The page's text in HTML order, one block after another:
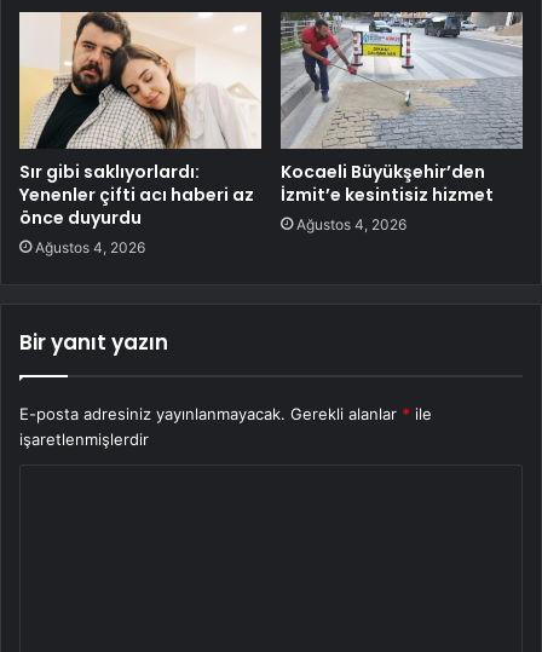
Sır gibi saklıyorlardı:
Yenenler çifti acı haberi az
önce duyurdu
Ağustos 4, 2026
Kocaeli Büyükşehir’den
İzmit’e kesintisiz hizmet
Ağustos 4, 2026
Bir yanıt yazın
E-posta adresiniz yayınlanmayacak. Gerekli alanlar * ile
işaretlenmişlerdir